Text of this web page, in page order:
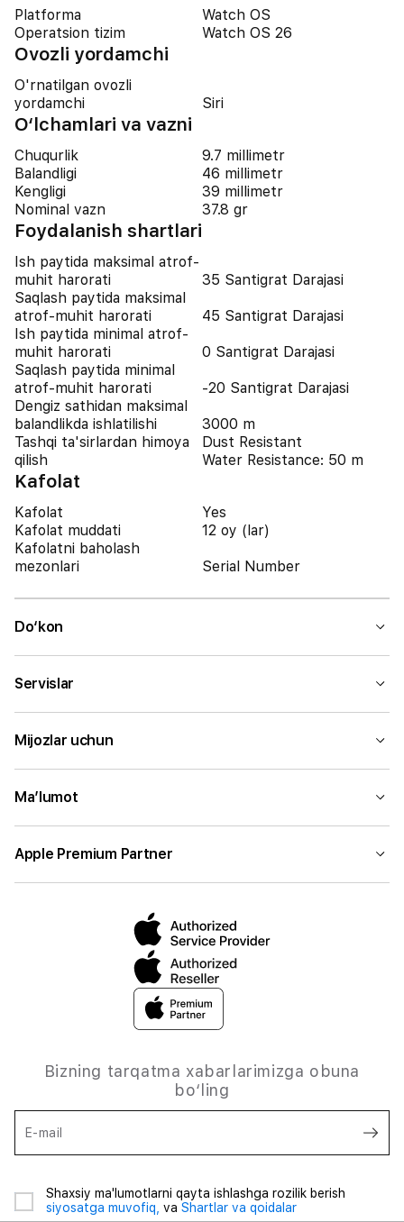
Platforma
Watch OS
Operatsion tizim
Watch OS 26
Ovozli yordamchi
O'rnatilgan ovozli
yordamchi
Siri
O‘lchamlari va vazni
Chuqurlik
9.7 millimetr
Balandligi
46 millimetr
Kengligi
39 millimetr
Nominal vazn
37.8 gr
Foydalanish shartlari
Ish paytida maksimal atrof-
muhit harorati
35 Santigrat Darajasi
Saqlash paytida maksimal
atrof-muhit harorati
45 Santigrat Darajasi
Ish paytida minimal atrof-
muhit harorati
0 Santigrat Darajasi
Saqlash paytida minimal
atrof-muhit harorati
-20 Santigrat Darajasi
Dengiz sathidan maksimal
balandlikda ishlatilishi
3000 m
Tashqi ta'sirlardan himoya
qilish
Dust Resistant
Water Resistance: 50 m
Kafolat
Kafolat
Yes
Kafolat muddati
12 oy (lar)
Kafolatni baholash
mezonlari
Serial Number
Do‘kon
Servislar
Mijozlar uchun
Ma’lumot
Apple Premium Partner
Bizning tarqatma xabarlarimizga obuna
bo‘ling
E-mail
Shaxsiy ma'lumotlarni qayta ishlashga rozilik berish
siyosatga muvofiq, va Shartlar va qoidalar